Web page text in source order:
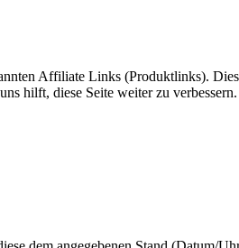
Affiliate Links (Produktlinks).
hilft, diese Seite weiter zu verbessern.